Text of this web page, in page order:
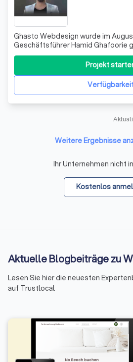
Ghasto Webdesign wurde im
Geschäftsführer Hamid Ghafoorie
Begeisterung für neue und
Herangehensweisen bestätigt sich
Schon vor der Firmengründung
mit den Themen Design &
Projekt
Weitere Ergebnisse
Ihr Unternehmen nicht
Kostenlos
Aktuelle Blogbeiträge zu
Lesen Sie hier die neuesten
auf Trustlocal